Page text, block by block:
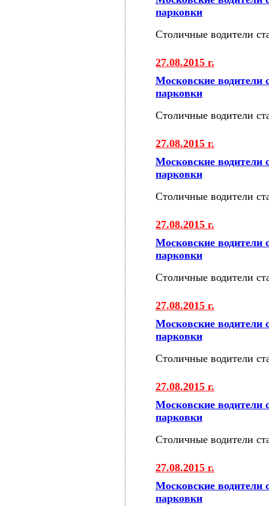
парковки
Столичные водители
27.08.2015 г.
Московские водители
парковки
Столичные водители
27.08.2015 г.
Московские водители
парковки
Столичные водители
27.08.2015 г.
Московские водители
парковки
Столичные водители
27.08.2015 г.
Московские водители
парковки
Столичные водители
27.08.2015 г.
Московские водители
парковки
Столичные водители
27.08.2015 г.
Московские водители
парковки